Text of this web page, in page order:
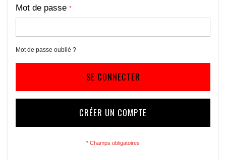
Mot de passe
Mot de passe oublié ?
SE CONNECTER
CRÉER UN COMPTE